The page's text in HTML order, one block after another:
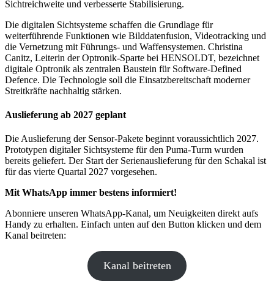
Sichtreichweite und verbesserte Stabilisierung.
Die digitalen Sichtsysteme schaffen die Grundlage für
weiterführende Funktionen wie Bilddatenfusion, Videotracking und
die Vernetzung mit Führungs- und Waffensystemen. Christina
Canitz, Leiterin der Optronik-Sparte bei HENSOLDT, bezeichnet
digitale Optronik als zentralen Baustein für Software-Defined
Defence. Die Technologie soll die Einsatzbereitschaft moderner
Streitkräfte nachhaltig stärken.
Auslieferung ab 2027 geplant
Die Auslieferung der Sensor-Pakete beginnt voraussichtlich 2027.
Prototypen digitaler Sichtsysteme für den Puma-Turm wurden
bereits geliefert. Der Start der Serienauslieferung für den Schakal ist
für das vierte Quartal 2027 vorgesehen.
Mit WhatsApp immer bestens informiert!
Abonniere unseren WhatsApp-Kanal, um Neuigkeiten direkt aufs
Handy zu erhalten. Einfach unten auf den Button klicken und dem
Kanal beitreten:
Kanal beitreten